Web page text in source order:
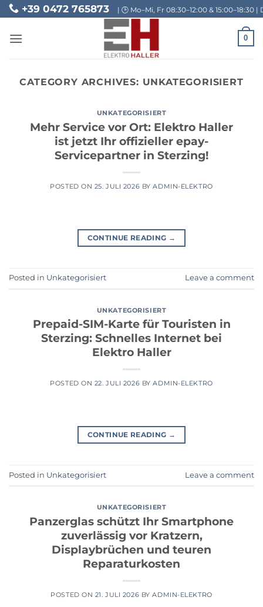
Skip
to
content
+39 0472 765873 | 🕒 Mo–Mi, Fr 08:30–12:00 & 15:00–18:30 |
0
CATEGORY ARCHIVES: UNKATEGORISIERT
UNKATEGORISIERT
Mehr Service vor Ort: Elektro Haller
ist jetzt Ihr offizieller epay-
Servicepartner in Sterzing!
POSTED ON 25. JULI 2026 BYADMIN-ELEKTRO
CONTINUE READING →
Posted in Unkategorisiert Leave a comment
UNKATEGORISIERT
Prepaid-SIM-Karte für Touristen in
Sterzing: Schnelles Internet bei
Elektro Haller
POSTED ON 22. JULI 2026 BYADMIN-ELEKTRO
CONTINUE READING →
Posted in Unkategorisiert Leave a comment
UNKATEGORISIERT
Panzerglas schützt Ihr Smartphone
zuverlässig vor Kratzern,
Displaybrüchen und teuren
Reparaturkosten
POSTED ON 21. JULI 2026 BYADMIN-ELEKTRO